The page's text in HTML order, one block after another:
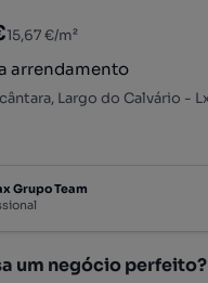
15,67 €/m²
arrendamento
metro quadrado
Grupo Team
um negócio perfeito?